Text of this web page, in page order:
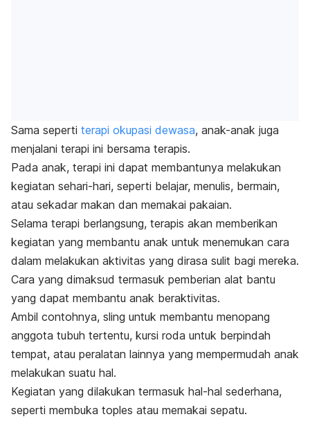
Sama seperti terapi okupasi dewasa, anak-anak juga
menjalani terapi ini bersama terapis.
Pada anak, terapi ini dapat membantunya melakukan
kegiatan sehari-hari, seperti belajar, menulis, bermain,
atau sekadar makan dan memakai pakaian.
Selama terapi berlangsung, terapis akan memberikan
kegiatan yang membantu anak untuk menemukan cara
dalam melakukan aktivitas yang dirasa sulit bagi mereka.
Cara yang dimaksud termasuk pemberian alat bantu
yang dapat membantu anak beraktivitas.
Ambil contohnya, sling untuk membantu menopang
anggota tubuh tertentu, kursi roda untuk berpindah
tempat, atau peralatan lainnya yang mempermudah anak
melakukan suatu hal.
Kegiatan yang dilakukan termasuk hal-hal sederhana,
seperti membuka toples atau memakai sepatu.